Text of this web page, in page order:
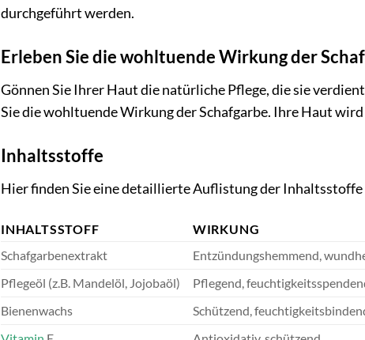
durchgeführt werden.
Erleben Sie die wohltuende Wirkung der
Gönnen Sie Ihrer Haut die natürliche Pflege, die sie
Sie die wohltuende Wirkung der Schafgarbe. Ihre Haut wird
Inhaltsstoffe
Hier finden Sie eine detaillierte Auflistung der Inhaltsstoffe
INHALTSSTOFF
WIRKUNG
Schafgarbenextrakt
Entzündungshemmend,
Pflegeöl (z.B. Mandelöl, Jojobaöl)
Pflegend,
Bienenwachs
Schützend,